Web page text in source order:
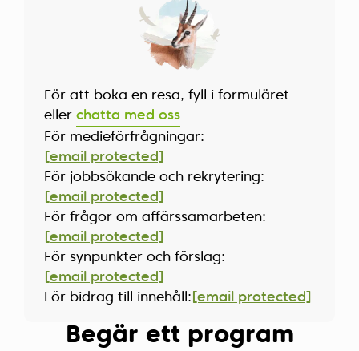
För att boka en resa, fyll i formuläret
eller chatta med oss
För medieförfrågningar:
[email protected]
För jobbsökande och rekrytering:
[email protected]
För frågor om affärssamarbeten:
[email protected]
För synpunkter och förslag:
[email protected]
För bidrag till innehåll: [email protected]
Begär ett program